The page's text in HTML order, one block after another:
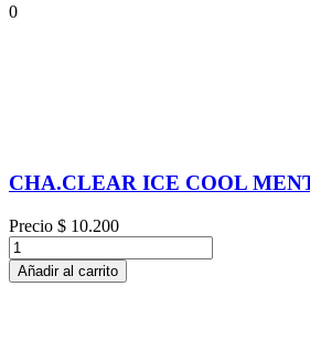
0
CHA.CLEAR ICE COOL
Precio $ 10.200
Añadir al carrito